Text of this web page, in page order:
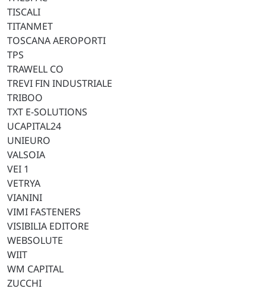
TISCALI
TITANMET
TOSCANA AEROPORTI
TPS
TRAWELL CO
TREVI FIN INDUSTRIALE
TRIBOO
TXT E-SOLUTIONS
UCAPITAL24
UNIEURO
VALSOIA
VEI 1
VETRYA
VIANINI
VIMI FASTENERS
VISIBILIA EDITORE
WEBSOLUTE
WIIT
WM CAPITAL
ZUCCHI